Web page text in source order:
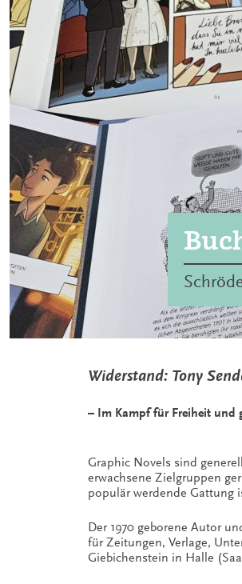
Widerstand: Tony
– Im Kampf für Freiheit und
Graphic Novels sind
erwachsene Zielgruppen
populär werdende Gattung
Der 1970 geborene Autor
für Zeitungen, Verlage,
Giebichenstein in Halle